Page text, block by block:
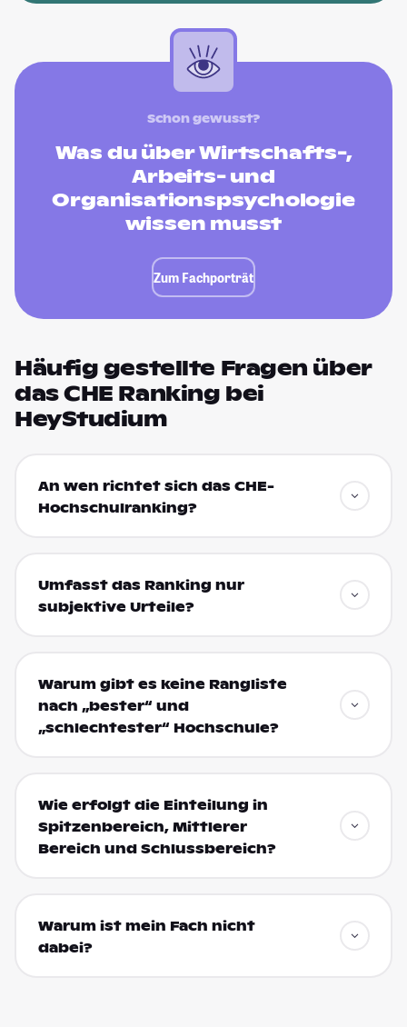
Schon gewusst?
Was du über Wirtschafts-,
Arbeits- und
Organisationspsychologie
wissen musst
Zum Fachporträt
Häufig gestellte Fragen über
das CHE Ranking bei
HeyStudium
An wen richtet sich das CHE-
Hochschulranking?
Umfasst das Ranking nur
subjektive Urteile?
Warum gibt es keine Rangliste
nach „bester“ und
„schlechtester“ Hochschule?
Wie erfolgt die Einteilung in
Spitzenbereich, Mittlerer
Bereich und Schlussbereich?
Warum ist mein Fach nicht
dabei?